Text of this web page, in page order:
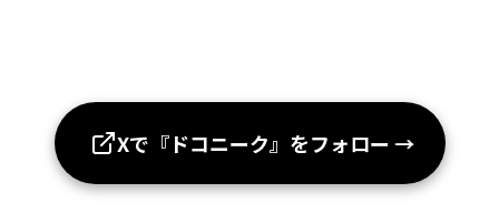
Xで『ドコニーク』をフォロー →